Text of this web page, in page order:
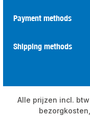
Payment methods
Shipping methods
Alle prijzen incl.